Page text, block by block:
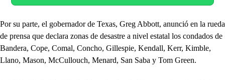
Por su parte, el gobernador de Texas, Greg Abbott, anunció en la rueda
de prensa que declara zonas de desastre a nivel estatal los condados de
Bandera, Cope, Comal, Concho, Gillespie, Kendall, Kerr, Kimble,
Llano, Mason, McCullouch, Menard, San Saba y Tom Green.